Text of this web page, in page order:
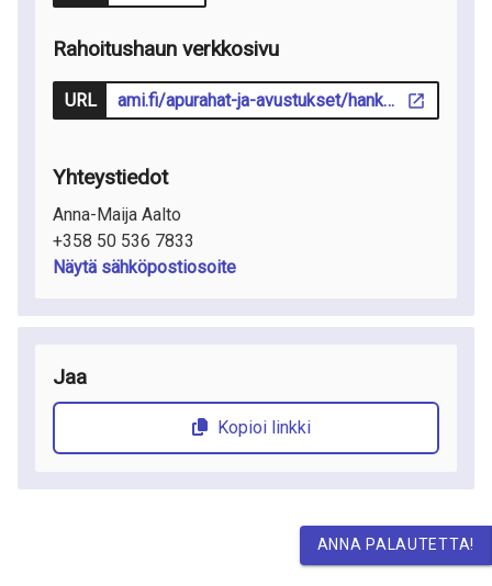
Rahoitushaun verkkosivu
URL ami.fi/apurahat-ja-avustukset/hankeavustukset/
Yhteystiedot
Anna-Maija Aalto
+358 50 536 7833
Näytä sähköpostiosoite
Jaa
Kopioi linkki
ANNA PALAUTETTA!